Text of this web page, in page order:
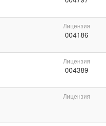
Лицензия
004186
Лицензия
004389
Лицензия